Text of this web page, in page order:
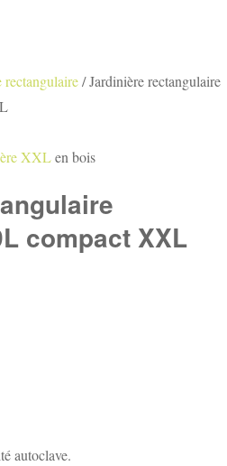
rectangulaire/Jardinière rectangulaire
XXLen bois
compact XXL
autoclave.